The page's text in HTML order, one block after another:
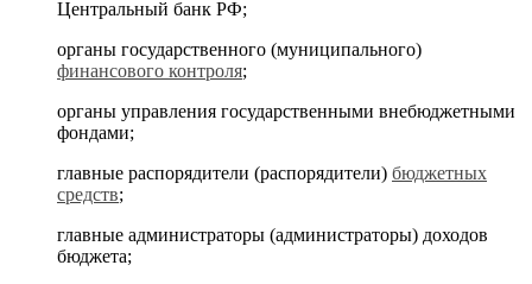
Центральный банк РФ;
органы государственного (муниципального)
финансового контроля;
органы управления государственными внебюджетными
фондами;
главные распорядители (распорядители) бюджетных
средств;
главные администраторы (администраторы) доходов
бюджета;